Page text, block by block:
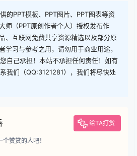
的PPT模板、PPT图片、PPT图表等资
师（PPT原创作者个人）授权发布作
、互联网免费共享资源精选以及部分原
学习与参考之用，请勿用于商业用途，
自己承担！本站不承担任何责任！如有
我们（QQ:3121281），我们将尽快处
给TA打赏
赞赏的人吧！